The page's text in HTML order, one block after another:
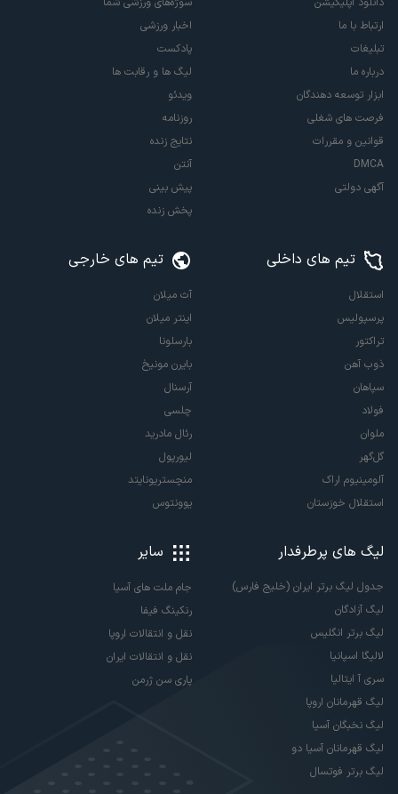
ارتباط با ما
تبلیغات
درباره ما
ابزار توسعه دهندگان
فرصت های شغلی
قوانین و مقررات
DMCA
آگهی دولتی
اخبار ورزشی
پادکست
لیگ ها و رقابت ها
ویدئو
روزنامه
نتایج زنده
آنتن
پیش بینی
پخش زنده
تیم های داخلی
استقلال
پرسپولیس
تراکتور
ذوب آهن
سپاهان
فولاد
ملوان
گل‌گهر
آلومینیوم اراک
استقلال خوزستان
تیم های خارجی
آث میلان
اینتر میلان
بارسلونا
بایرن مونیخ
آرسنال
چلسی
رئال مادرید
لیورپول
منچستریونایتد
یوونتوس
لیگ های پرطرفدار
جدول لیگ برتر ایران (خلیج فارس)
لیگ آزادگان
لیگ برتر انگلیس
لالیگا اسپانیا
سری آ ایتالیا
لیگ قهرمانان اروپا
لیگ نخبگان آسیا
لیگ قهرمانان آسیا دو
لیگ برتر فوتسال
سایر
جام ملت های آسیا
رنکینگ فیفا
نقل و انتقالات اروپا
نقل و انتقالات ایران
پاری سن ژرمن